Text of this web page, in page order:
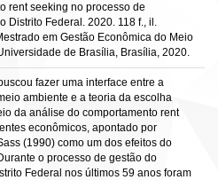
rent seeking no processo de
Distrito Federal. 2020. 118 f., il.
em Gestão Econômica do Meio
de Brasília, Brasília, 2020.
fazer uma interface entre a
ambiente e a teoria da escolha
da análise do comportamento rent
econômicos, apontado por
(1990) como um dos efeitos do
o processo de gestão do
Federal nos últimos 59 anos foram